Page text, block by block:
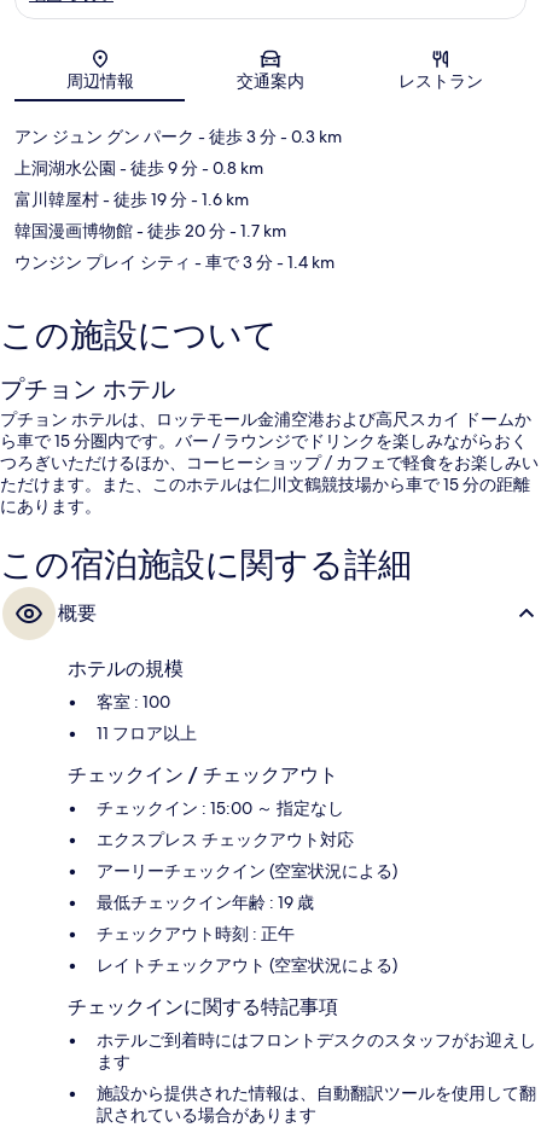
地図
周辺情報 交通案内 レストラン
アン ジュン グン パーク - 徒歩 3 分- 0.3 km
上洞湖水公園 - 徒歩 9 分- 0.8 km
富川韓屋村- 徒歩 19 分- 1.6 km
韓国漫画博物館- 徒歩 20 分- 1.7 km
ウンジン プレイ シティ - 車で 3 分- 1.4 km
この施設について
プチョン ホテル
プチョン ホテルは、ロッテモール金浦空港および高尺スカイ ドームか
ら車で 15 分圏内です。バー / ラウンジでドリンクを楽しみながらおく
つろぎいただけるほか、コーヒーショップ / カフェで軽食をお楽しみい
ただけます。また、このホテルは仁川文鶴競技場から車で 15 分の距離
にあります。
この宿泊施設に関する詳細
概要
ホテルの規模
客室 : 100
11 フロア以上
チェックイン / チェックアウト
チェックイン : 15:00 ～ 指定なし
エクスプレス チェックアウト対応
アーリーチェックイン (空室状況による)
最低チェックイン年齢 : 19 歳
チェックアウト時刻 : 正午
レイトチェックアウト (空室状況による)
チェックインに関する特記事項
ホテルご到着時にはフロントデスクのスタッフがお迎えし
ます
施設から提供された情報は、自動翻訳ツールを使用して翻
訳されている場合があります